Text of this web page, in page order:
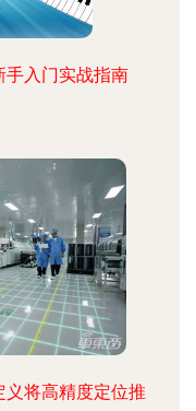
手入门实战指南
将高精度定位推